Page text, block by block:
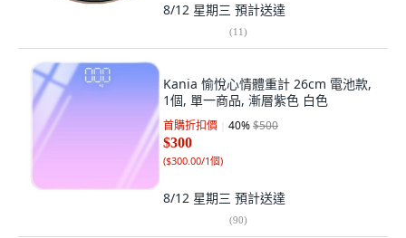
8/12 星期三 預計送達
(11)
Kania 愉悅心情體重計 26cm 電池款,
1個, 單一商品, 漸層紫色 白色
首購折扣價 40%$500
$300
($300.00/1個)
8/12 星期三 預計送達
(90)